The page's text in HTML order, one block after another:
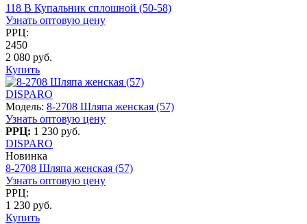
118 B Купальник сплошной (50-58)
Узнать оптовую цену
РРЦ:
2450
2 080 руб.
Купить
DISPARO
Модель: 8-2708 Шляпа женская (57)
Узнать оптовую цену
РРЦ: 1 230 руб.
DISPARO
Новинка
8-2708 Шляпа женская (57)
Узнать оптовую цену
РРЦ:
1 230 руб.
Купить